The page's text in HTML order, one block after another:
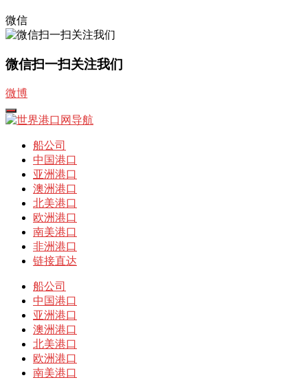
微信
微信扫一扫关注我们
微博
打
开
船公司
中国港口
亚洲港口
澳洲港口
北美港口
欧洲港口
南美港口
非洲港口
链接直达
船公司
中国港口
亚洲港口
澳洲港口
北美港口
欧洲港口
南美港口